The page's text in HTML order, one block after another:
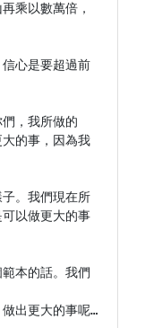
乘以數萬倍，
心是要超過前
，我所做的
的事，因為我
。我們現在所
以做更大的事
本的話。我們
出更大的事呢…